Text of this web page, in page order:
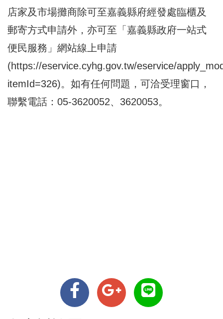
店家及市場攤商除可至嘉義縣府經發處臨櫃及
郵寄方式申請外，亦可至「嘉義縣政府一站式
便民服務」網站線上申請
(https://eservice.cyhg.gov.tw/eservice/
itemId=326)。如有任何問題，可洽受理窗口，
聯繫電話：05-3620052、3620053。